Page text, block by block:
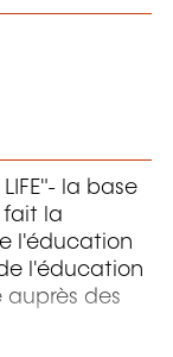
LIFE"- la base
fait la
l'éducation
l'éducation
des